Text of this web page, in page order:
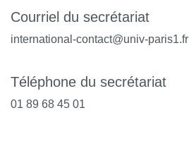
Courriel du secrétariat
international-contact@univ-paris1.fr
Téléphone du secrétariat
01 89 68 45 01